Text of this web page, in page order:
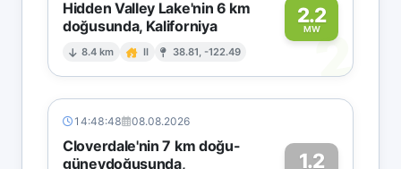
Hidden Valley Lake'nin 6 km
doğusunda, Kaliforniya
8.4 km II 38.81, -122.49
2.2
MW2
14:48:48 08.08.2026
Cloverdale'nin 7 km doğu-
güneydoğusunda,
1.2